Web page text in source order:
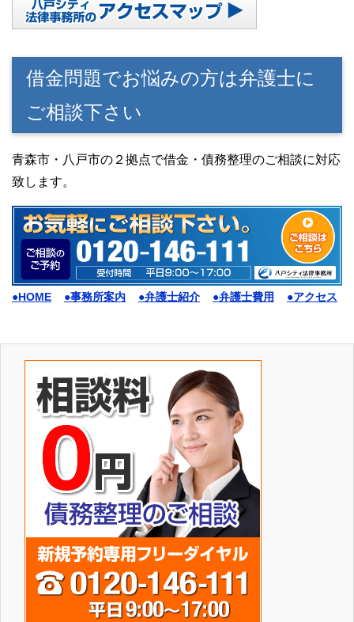
借金問題でお悩みの方は弁護士に
ご相談下さい
青森市・八戸市の２拠点で借金・債務整理のご相談に対応
致します。
●HOME ●事務所案内 ●弁護士紹介 ●弁護士費用 ●アクセス